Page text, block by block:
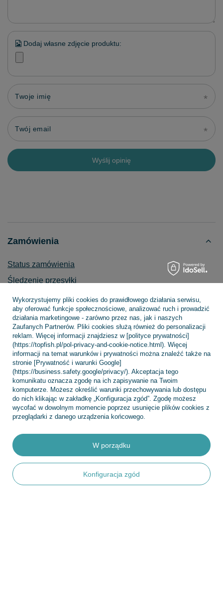
Dodaj własne zdjęcie produktu:
Twoje imię
Twój email
Wyślij opinię
Zamówienia
Status zamówienia
Śledzenie przesyłki
Chcę zareklamować produkt
Chcę zwrócić produkt
Chcę wymienić towar
Kontakt
Konto
INFORMACJE
Wykorzystujemy pliki cookies do prawidłowego działania serwisu,
aby oferować funkcje społecznościowe, analizować ruch i prowadzić
działania marketingowe - zarówno przez nas, jak i naszych
Zaufanych Partnerów. Pliki cookies służą również do personalizacji
reklam. Więcej informacji znajdziesz w [polityce prywatności]
(https://topfish.pl/pol-privacy-and-cookie-notice.html). Więcej
informacji na temat warunków i prywatności można znaleźć także na
stronie [Prywatność i warunki Google]
(https://business.safety.google/privacy/). Akceptacja tego
komunikatu oznacza zgodę na ich zapisywanie na Twoim
komputerze. Możesz określić warunki przechowywania lub dostępu
do nich klikając w zakładkę „Konfiguracja zgód”. Zgodę możesz
wycofać w dowolnym momencie poprzez usunięcie plików cookies z
przeglądarki z danego urządzenia końcowego.
Konfiguracja zgód
W porządku